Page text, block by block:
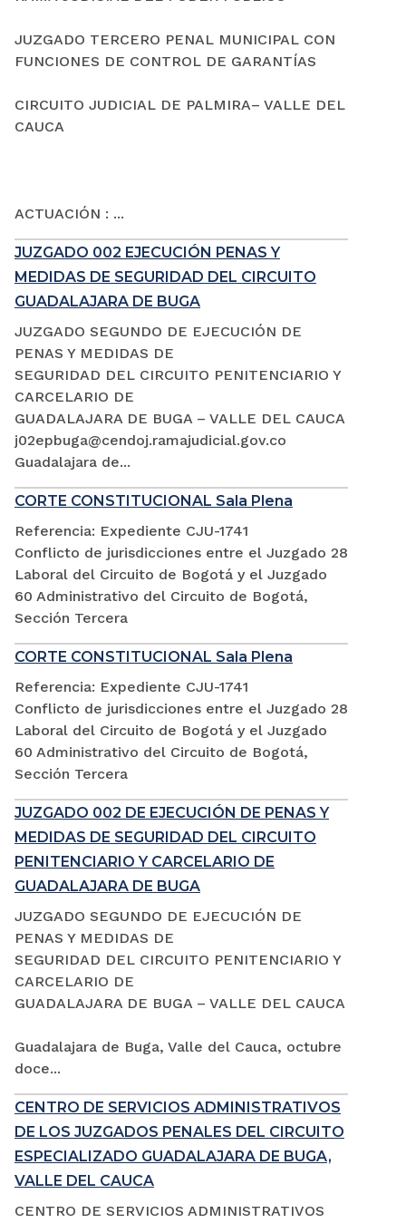
JUZGADO TERCERO PENAL MUNICIPAL CON
FUNCIONES DE CONTROL DE GARANTÍAS
CIRCUITO JUDICIAL DE PALMIRA– VALLE DEL
CAUCA
ACTUACIÓN : ...
JUZGADO 002 EJECUCIÓN PENAS Y
MEDIDAS DE SEGURIDAD DEL CIRCUITO
GUADALAJARA DE BUGA
JUZGADO SEGUNDO DE EJECUCIÓN DE
PENAS Y MEDIDAS DE
SEGURIDAD DEL CIRCUITO PENITENCIARIO Y
CARCELARIO DE
GUADALAJARA DE BUGA – VALLE DEL CAUCA
j02epbuga@cendoj.ramajudicial.gov.co
Guadalajara de...
CORTE CONSTITUCIONAL Sala Plena
Referencia: Expediente CJU-1741
Conflicto de jurisdicciones entre el Juzgado 28
Laboral del Circuito de Bogotá y el Juzgado
60 Administrativo del Circuito de Bogotá,
Sección Tercera
CORTE CONSTITUCIONAL Sala Plena
Referencia: Expediente CJU-1741
Conflicto de jurisdicciones entre el Juzgado 28
Laboral del Circuito de Bogotá y el Juzgado
60 Administrativo del Circuito de Bogotá,
Sección Tercera
JUZGADO 002 DE EJECUCIÓN DE PENAS Y
MEDIDAS DE SEGURIDAD DEL CIRCUITO
PENITENCIARIO Y CARCELARIO DE
GUADALAJARA DE BUGA
JUZGADO SEGUNDO DE EJECUCIÓN DE
PENAS Y MEDIDAS DE
SEGURIDAD DEL CIRCUITO PENITENCIARIO Y
CARCELARIO DE
GUADALAJARA DE BUGA – VALLE DEL CAUCA
Guadalajara de Buga, Valle del Cauca, octubre
doce...
CENTRO DE SERVICIOS ADMINISTRATIVOS
DE LOS JUZGADOS PENALES DEL CIRCUITO
ESPECIALIZADO GUADALAJARA DE BUGA,
VALLE DEL CAUCA
CENTRO DE SERVICIOS ADMINISTRATIVOS